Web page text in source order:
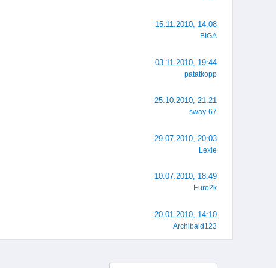
15.11.2010, 14:08
BIGA
03.11.2010, 19:44
patatkopp
25.10.2010, 21:21
sway-67
29.07.2010, 20:03
Lexle
10.07.2010, 18:49
Euro2k
20.01.2010, 14:10
Archibald123